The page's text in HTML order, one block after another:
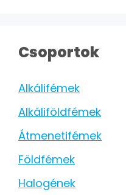
Csoportok
Alkálifémek
Alkáliföldfémek
Átmenetifémek
Földfémek
Halogének